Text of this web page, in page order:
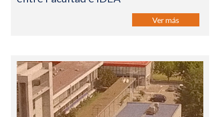
Ver más